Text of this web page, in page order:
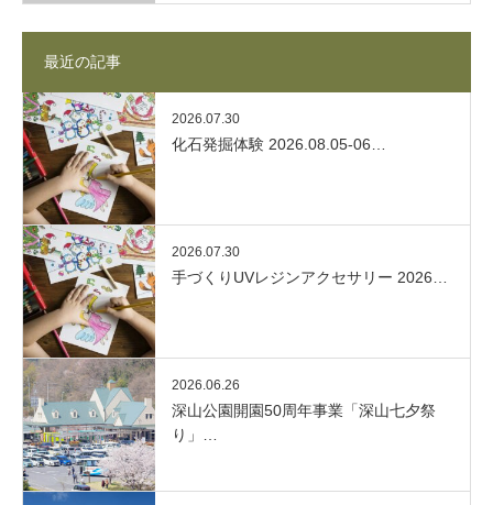
最近の記事
2026.07.30
化石発掘体験 2026.08.05-06…
2026.07.30
手づくりUVレジンアクセサリー 2026…
2026.06.26
深山公園開園50周年事業「深山七夕祭
り」…